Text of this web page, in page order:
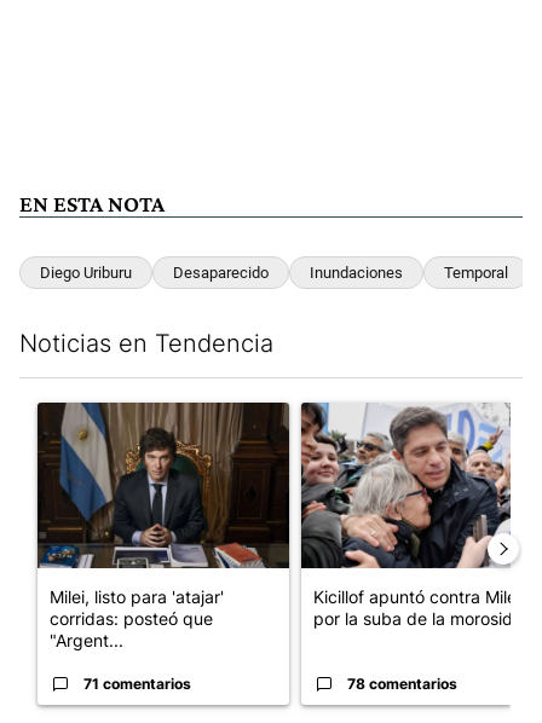
EN ESTA NOTA
Diego Uriburu Desaparecido Inundaciones Temporal
Noticias en Tendencia
Un artículo de tendencia con el título "Milei, listo para 'atajar'
Milei, listo para 'atajar'
corridas: posteó que
"Argent...
71 comentarios
Un artículo de tendencia con
Kicillof apuntó contra Milei
por la suba de la morosida...
78 comentarios